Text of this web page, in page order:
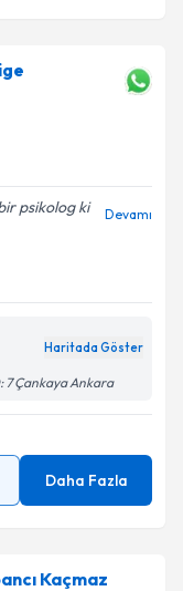
psikolog ki
Devamı
Haritada Göster
7 Çankaya Ankara
Daha Fazla
Kaçmaz